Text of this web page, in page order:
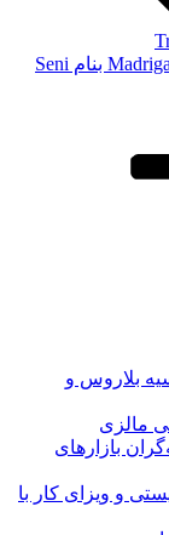
دانلود آهنگ جدید Deeperise و Madrigal بنام Seni
بلاروس و
مالزی
بازارهای
و ویزای کار با